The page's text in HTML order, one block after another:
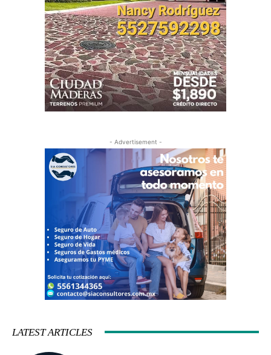
- Advertisement -
LATEST ARTICLES